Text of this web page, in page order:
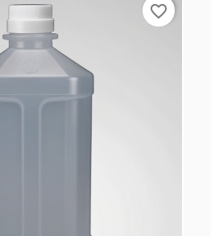
favorite_border